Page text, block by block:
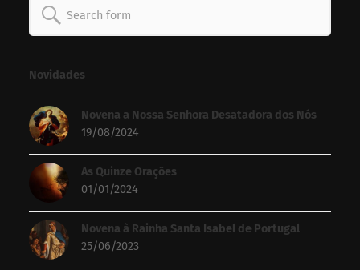
Search
for:
Novidades
Novena a Nossa Senhora Desatadora dos Nós
19/08/2024
As Quinze Orações
01/01/2024
Novena à Rainha Santa Isabel de Portugal
25/06/2023